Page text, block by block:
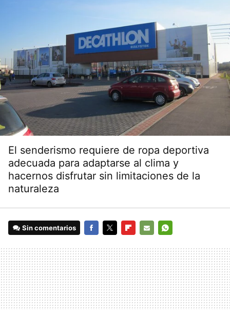
El senderismo requiere de ropa deportiva
adecuada para adaptarse al clima y
hacernos disfrutar sin limitaciones de la
naturaleza
Sin comentarios
MAIL